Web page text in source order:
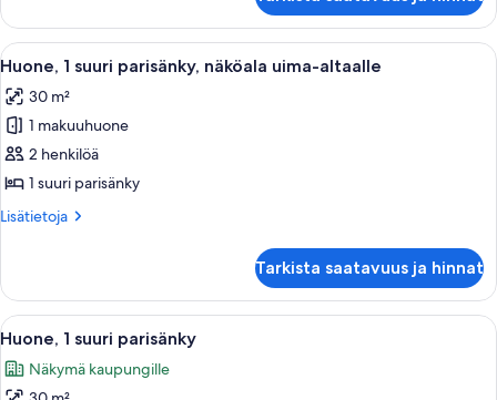
parisänkyä
Avaa
kaikki
huonetyypin
Huone,
1
suuri
parisänky,
näköala
altaalle
kuvat
Hotellihuone, jossa on sänky,
8
Huone, 1 suuri parisänky, näköala uima-altaalle
30 m²
1 makuuhuone
2 henkilöä
1 suuri parisänky
Lisätietoja
Lisätietoja
suuri
parisänky,
näköala
altaalle
Tarkista saatavuus ja hinnat
Avaa
kaikki
huonetyypin
Hotellihuone, jossa on suuri sänky,
9
Huone, 1 suuri parisänky
Näkymä kaupungille